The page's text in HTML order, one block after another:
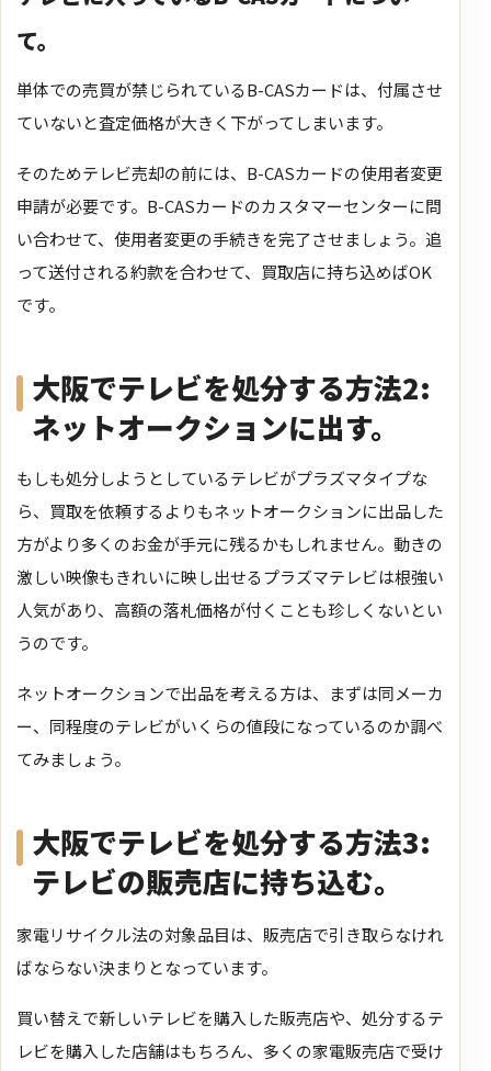
て。
単体での売買が禁じられているB-CASカードは、付属させ
ていないと査定価格が大きく下がってしまいます。
そのためテレビ売却の前には、B-CASカードの使用者変更
申請が必要です。 B-CASカードのカスタマーセンターに問
い合わせて、使用者変更の手続きを完了させましょう。追
って送付される約款を合わせて、買取店に持ち込めばOK
です。
大阪でテレビを処分する方法2:
ネットオークションに出す。
もしも処分しようとしているテレビがプラズマタイプな
ら、買取を依頼するよりもネットオークションに出品した
方がより多くのお金が手元に残るかもしれません。動きの
激しい映像もきれいに映し出せるプラズマテレビは根強い
人気があり、高額の落札価格が付くことも珍しくないとい
うのです。
ネットオークションで出品を考える方は、まずは同メーカ
ー、同程度のテレビがいくらの値段になっているのか調べ
てみましょう。
大阪でテレビを処分する方法3:
テレビの販売店に持ち込む。
家電リサイクル法の対象品目は、販売店で引き取らなけれ
ばならない決まりとなっています。
買い替えで新しいテレビを購入した販売店や、処分するテ
レビを購入した店舗はもちろん、多くの家電販売店で受け